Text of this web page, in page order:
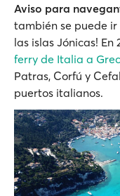
Aviso para
también se puede
las islas Jónicas! En
ferry de Italia a
Patras, Corfú y
puertos italianos.